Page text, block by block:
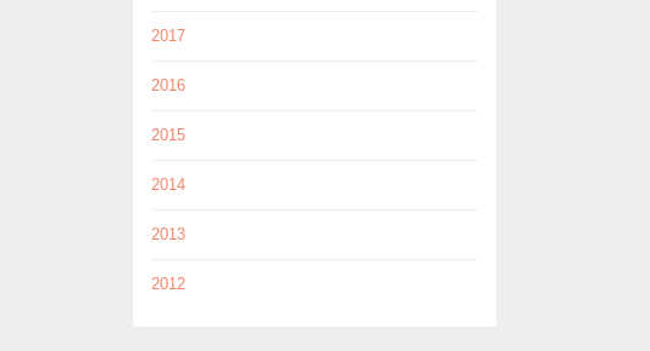
2017
2016
2015
2014
2013
2012